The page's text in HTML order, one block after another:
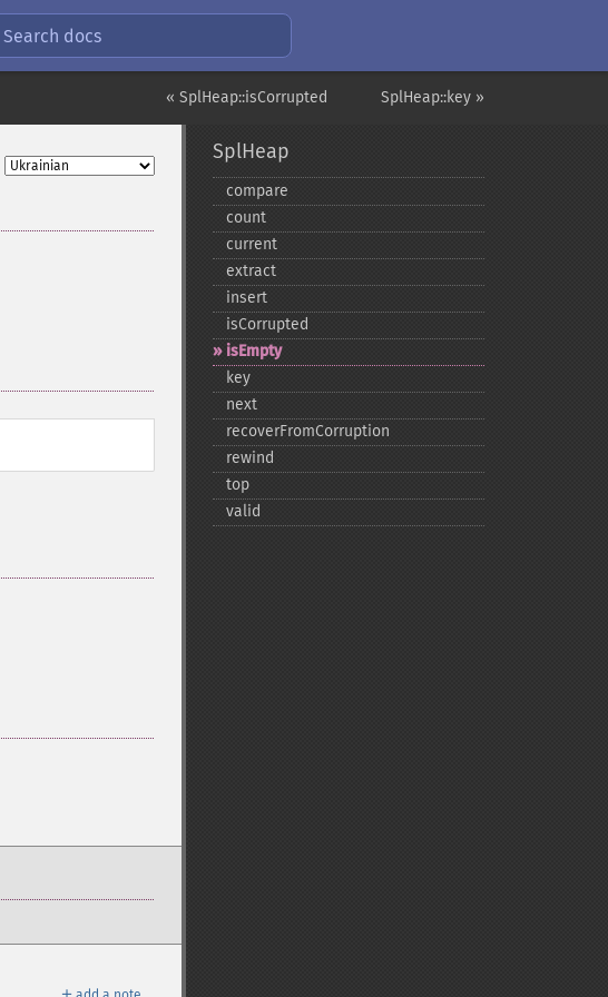
Search docs
SplHeap::key »
« SplHeap::isCorrupted
SplHeap
compare
count
current
extract
insert
isCorrupted
isEmpty
key
next
recoverFromCorruption
rewind
top
valid